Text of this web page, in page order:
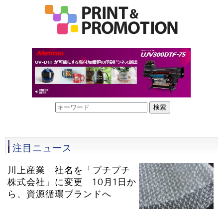
注目ニュース
川上産業 社名を「プチプチ
株式会社」に変更 10月1日か
ら、資源循環ブランドへ